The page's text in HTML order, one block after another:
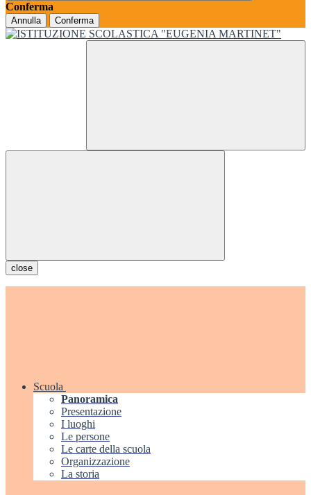
Conferma
Annulla Conferma
close
Scuola
Panoramica
Presentazione
I luoghi
Le persone
Le carte della scuola
Organizzazione
La storia